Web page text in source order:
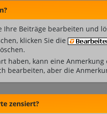
Beiträge bearbeiten und
klicken Sie die
haben, kann eine
bearbeiten, aber die
zensiert?